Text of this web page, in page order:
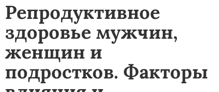
Репродуктивное
здоровье мужчин,
женщин и
подростков. Факторы